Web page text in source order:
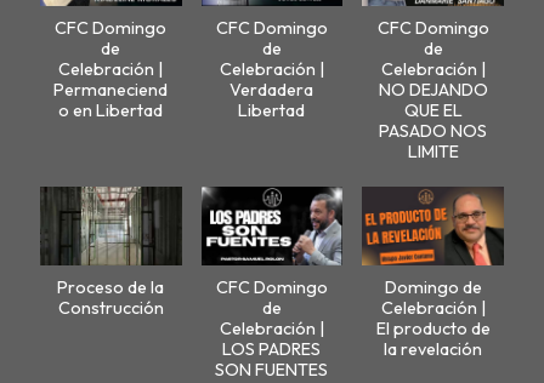
CFC Domingo
de
Celebración |
Permaneciend
o en Libertad
CFC Domingo
de
Celebración |
Verdadera
Libertad
CFC Domingo
de
Celebración |
NO DEJANDO
QUE EL
PASADO NOS
LIMITE
Proceso de la
Construcción
CFC Domingo
de
Celebración |
LOS PADRES
SON FUENTES
Domingo de
Celebración |
El producto de
la revelación